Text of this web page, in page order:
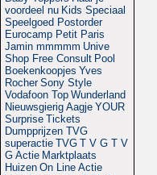
voordeel nu Kids Speciaal
Speelgoed Postorder
Eurocamp Petit Paris
Jamin mmmmm Unive
Shop Free Consult Pool
Boekenkoopjes Yves
Rocher Sony Style
Vodafoon Top Wunderland
Nieuwsgierig Aagje YOUR
Surprise Tickets
Dumpprijzen TVG
superactie TVG T V G T V
G Actie Marktplaats
Huizen On Line Actie